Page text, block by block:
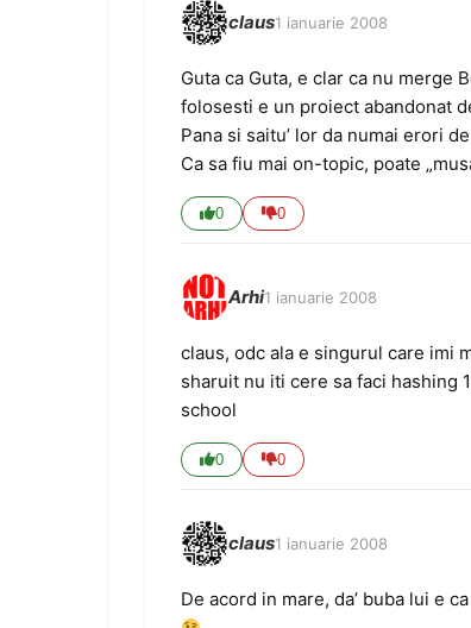
claus1 ianuarie 2008
Guta ca Guta, e clar ca nu merge
folosesti e un proiect abandonat
Pana si saitu’ lor da numai erori
Ca sa fiu mai on-topic, poate
0 0
Arhi1 ianuarie 2008
claus, odc ala e singurul care imi
sharuit nu iti cere sa faci hashing
school
0 0
claus1 ianuarie 2008
De acord in mare, da’ buba lui e